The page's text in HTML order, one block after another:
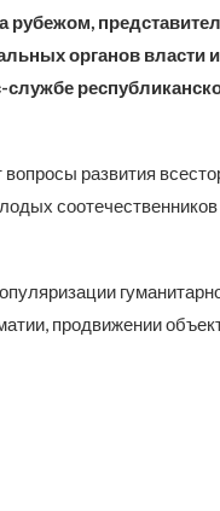
органов власти
развития
соотечественников
продвижении